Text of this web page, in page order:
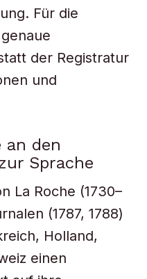
Für die
der Registratur
und
an den
Sprache
La Roche (1730–
(1787, 1788)
Holland,
einen